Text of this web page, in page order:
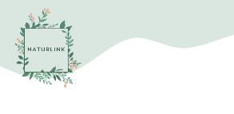
Saltar
para
conteúdo